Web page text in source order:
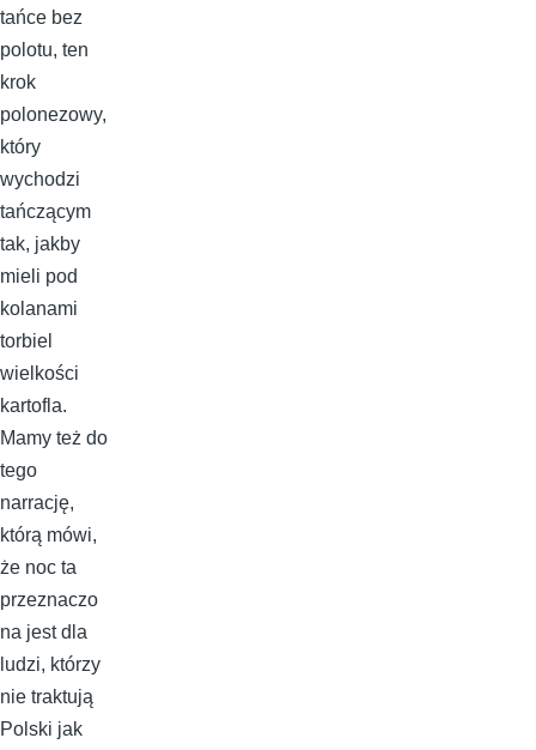
tańce bez
polotu, ten
krok
polonezowy,
który
wychodzi
tańczącym
tak, jakby
mieli pod
kolanami
torbiel
wielkości
kartofla.
Mamy też do
tego
narrację,
którą mówi,
że noc ta
przeznaczo
na jest dla
ludzi, którzy
nie traktują
Polski jak